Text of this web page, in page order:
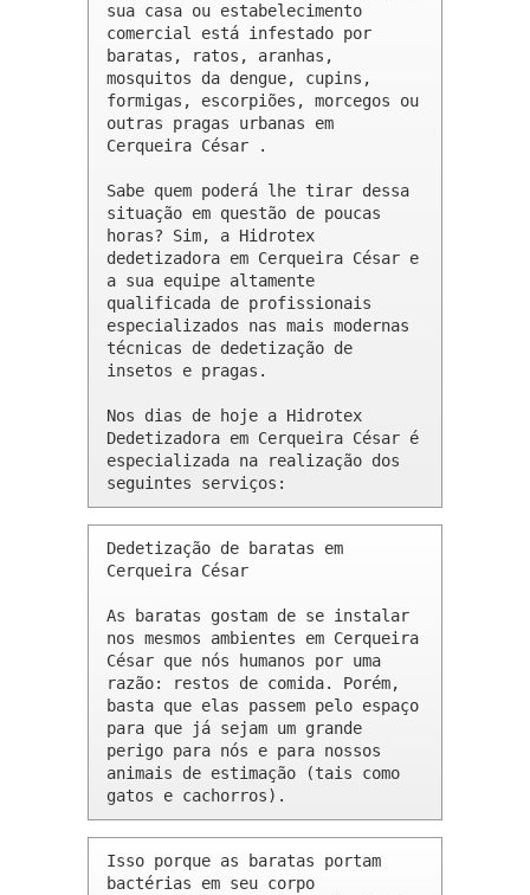
sua casa ou estabelecimento
comercial está infestado por
baratas, ratos, aranhas,
mosquitos da dengue, cupins,
formigas, escorpiões, morcegos ou
outras pragas urbanas em
Cerqueira César .
Sabe quem poderá lhe tirar dessa
situação em questão de poucas
horas? Sim, a Hidrotex
dedetizadora em Cerqueira César e
a sua equipe altamente
qualificada de profissionais
especializados nas mais modernas
técnicas de dedetização de
insetos e pragas.
Nos dias de hoje a Hidrotex
Dedetizadora em Cerqueira César é
especializada na realização dos
seguintes serviços:
Dedetização de baratas em
Cerqueira César
As baratas gostam de se instalar
nos mesmos ambientes em Cerqueira
César que nós humanos por uma
razão: restos de comida. Porém,
basta que elas passem pelo espaço
para que já sejam um grande
perigo para nós e para nossos
animais de estimação (tais como
gatos e cachorros).
Isso porque as baratas portam
bactérias em seu corpo